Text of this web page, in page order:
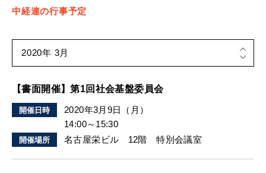
中経連の行事予定
【書面開催】第1回社会基盤委員会
開催日時
2020年3月9日（月）
14:00～15:30
開催場所 名古屋栄ビル 12階 特別会議室